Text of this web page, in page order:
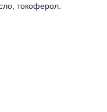
токоферол.